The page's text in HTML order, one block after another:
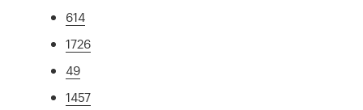
614
1726
49
1457